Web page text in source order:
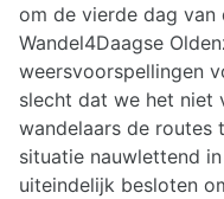
om de vierde dag van
Wandel4Daagse
weersvoorspellingen
slecht dat we het niet
wandelaars de routes
situatie nauwlettend
uiteindelijk besloten